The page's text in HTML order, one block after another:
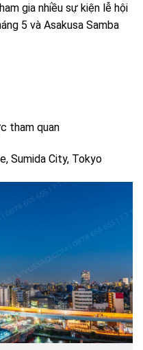
gia nhiều sự kiện lễ hội
5 và Asakusa Samba
tham quan
Sumida City, Tokyo